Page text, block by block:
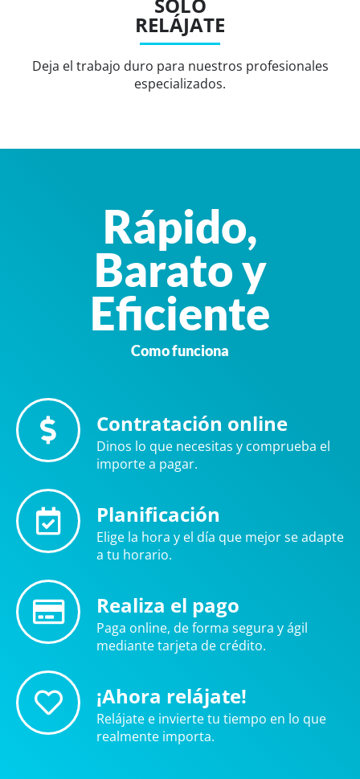
RELÁJATE
Deja el trabajo duro para nuestros profesionales
especializados.
Rápido,
Barato y
Eficiente
Como funciona
Contratación online
Dinos lo que necesitas y comprueba el
importe a pagar.
Planificación
Elige la hora y el día que mejor se adapte
a tu horario.
Realiza el pago
Paga online, de forma segura y ágil
mediante tarjeta de crédito.
¡Ahora relájate!
Relájate e invierte tu tiempo en lo que
realmente importa.